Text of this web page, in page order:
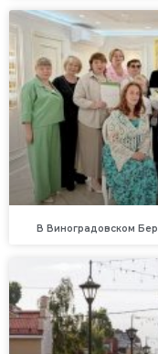
В Виноградовском